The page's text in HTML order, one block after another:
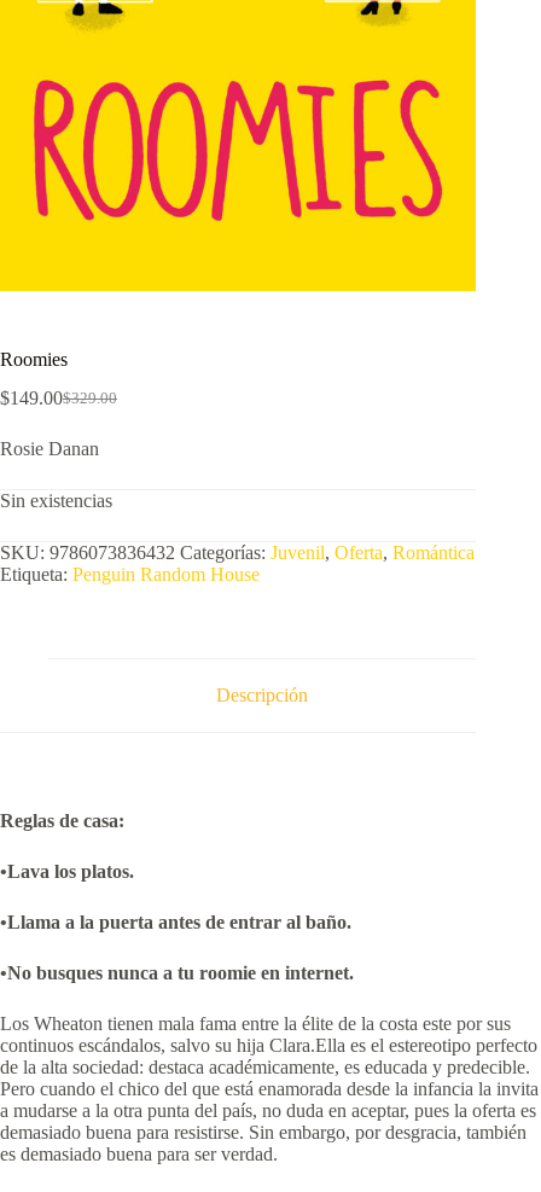
Roomies
$329.00
El
original
$329.00.
$149.00El
actual
$149.00.
Rosie Danan
Sin existencias
SKU: 9786073836432 Categorías: Juvenil, Oferta, Romántica
Etiqueta: Penguin Random House
Descripción
Reglas de casa:
•Lava los platos.
•Llama a la puerta antes de entrar al baño.
•No busques nunca a tu roomie en internet.
Los Wheaton tienen mala fama entre la élite de la costa este por sus
continuos escándalos, salvo su hija Clara.Ella es el estereotipo perfecto
de la alta sociedad: destaca académicamente, es educada y predecible.
Pero cuando el chico del que está enamorada desde la infancia la invita
a mudarse a la otra punta del país, no duda en aceptar, pues la oferta es
demasiado buena para resistirse. Sin embargo, por desgracia, también
es demasiado buena para ser verdad.